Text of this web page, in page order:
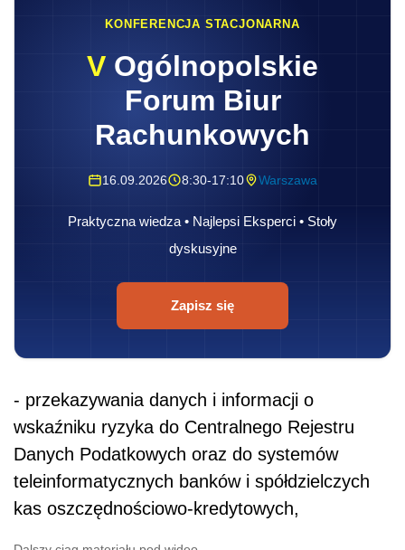
KONFERENCJA STACJONARNA
V Ogólnopolskie
Forum Biur
Rachunkowych
16.09.2026 8:30-17:10 Warszawa
Praktyczna wiedza • Najlepsi Eksperci • Stoły
dyskusyjne
Zapisz się
- przekazywania danych i informacji o
wskaźniku ryzyka do Centralnego Rejestru
Danych Podatkowych oraz do systemów
teleinformatycznych banków i spółdzielczych
kas oszczędnościowo-kredytowych,